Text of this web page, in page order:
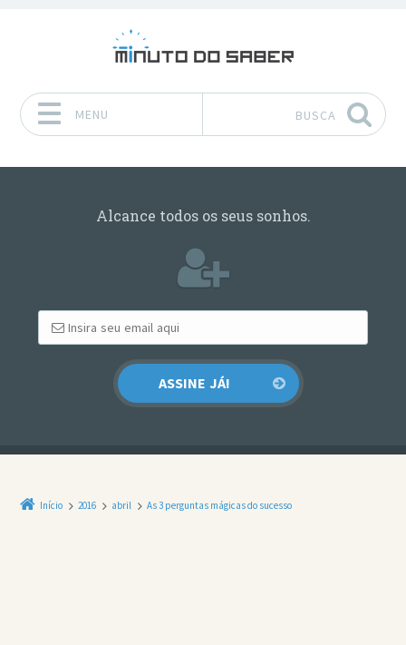
MENU BUSCA
Alcance todos os seus sonhos.
Início 2016 abril As 3 perguntas mágicas do sucesso